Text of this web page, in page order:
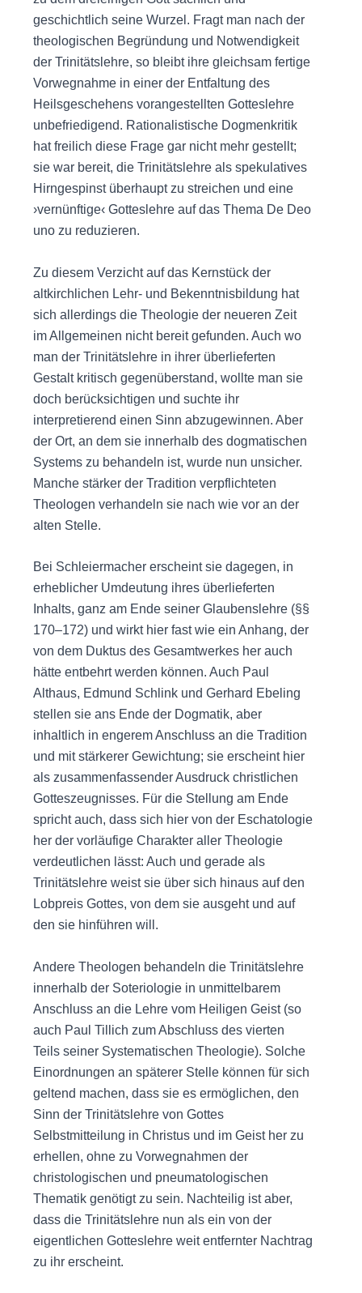
geschichtlich seine Wurzel. Fragt man nach der
theologischen Begründung und Notwendigkeit
der Trinitätslehre, so bleibt ihre gleichsam fertige
Vorwegnahme in einer der Entfaltung des
Heilsgeschehens vorangestellten Gotteslehre
unbefriedigend. Rationalistische Dogmenkritik
hat freilich diese Frage gar nicht mehr gestellt;
sie war bereit, die Trinitätslehre als spekulatives
Hirngespinst überhaupt zu streichen und eine
›vernünftige‹ Gotteslehre auf das Thema De Deo
uno zu reduzieren.
Zu diesem Verzicht auf das Kernstück der
altkirchlichen Lehr- und Bekenntnisbildung hat
sich allerdings die Theologie der neueren Zeit
im Allgemeinen nicht bereit gefunden. Auch wo
man der Trinitätslehre in ihrer überlieferten
Gestalt kritisch gegenüberstand, wollte man sie
doch berücksichtigen und suchte ihr
interpretierend einen Sinn abzugewinnen. Aber
der Ort, an dem sie innerhalb des dogmatischen
Systems zu behandeln ist, wurde nun unsicher.
Manche stärker der Tradition verpflichteten
Theologen verhandeln sie nach wie vor an der
alten Stelle.
Bei Schleiermacher erscheint sie dagegen, in
erheblicher Umdeutung ihres überlieferten
Inhalts, ganz am Ende seiner Glaubenslehre (§§
170–172) und wirkt hier fast wie ein Anhang, der
von dem Duktus des Gesamtwerkes her auch
hätte entbehrt werden können. Auch Paul
Althaus, Edmund Schlink und Gerhard Ebeling
stellen sie ans Ende der Dogmatik, aber
inhaltlich in engerem Anschluss an die Tradition
und mit stärkerer Gewichtung; sie erscheint hier
als zusammenfassender Ausdruck christlichen
Gotteszeugnisses. Für die Stellung am Ende
spricht auch, dass sich hier von der Eschatologie
her der vorläufige Charakter aller Theologie
verdeutlichen lässt: Auch und gerade als
Trinitätslehre weist sie über sich hinaus auf den
Lobpreis Gottes, von dem sie ausgeht und auf
den sie hinführen will.
Andere Theologen behandeln die Trinitätslehre
innerhalb der Soteriologie in unmittelbarem
Anschluss an die Lehre vom Heiligen Geist (so
auch Paul Tillich zum Abschluss des vierten
Teils seiner Systematischen Theologie). Solche
Einordnungen an späterer Stelle können für sich
geltend machen, dass sie es ermöglichen, den
Sinn der Trinitätslehre von Gottes
Selbstmitteilung in Christus und im Geist her zu
erhellen, ohne zu Vorwegnahmen der
christologischen und pneumatologischen
Thematik genötigt zu sein. Nachteilig ist aber,
dass die Trinitätslehre nun als ein von der
eigentlichen Gotteslehre weit entfernter Nachtrag
zu ihr erscheint.